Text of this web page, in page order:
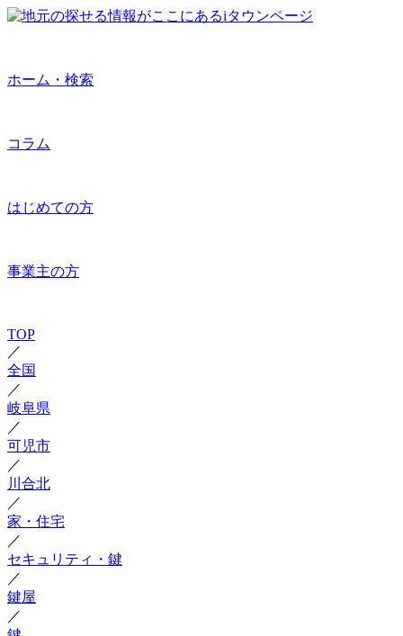
ホーム・検索
コラム
はじめての方
事業主の方
TOP
／
全国
／
岐阜県
／
可児市
／
川合北
／
家・住宅
／
セキュリティ・鍵
／
鍵屋
／